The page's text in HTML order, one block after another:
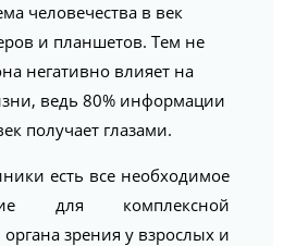
человечества в век
и планшетов. Тем не
негативно влияет на
ведь 80% информации
получает глазами.
есть все необходимое
для комплексной
зрения у взрослых и